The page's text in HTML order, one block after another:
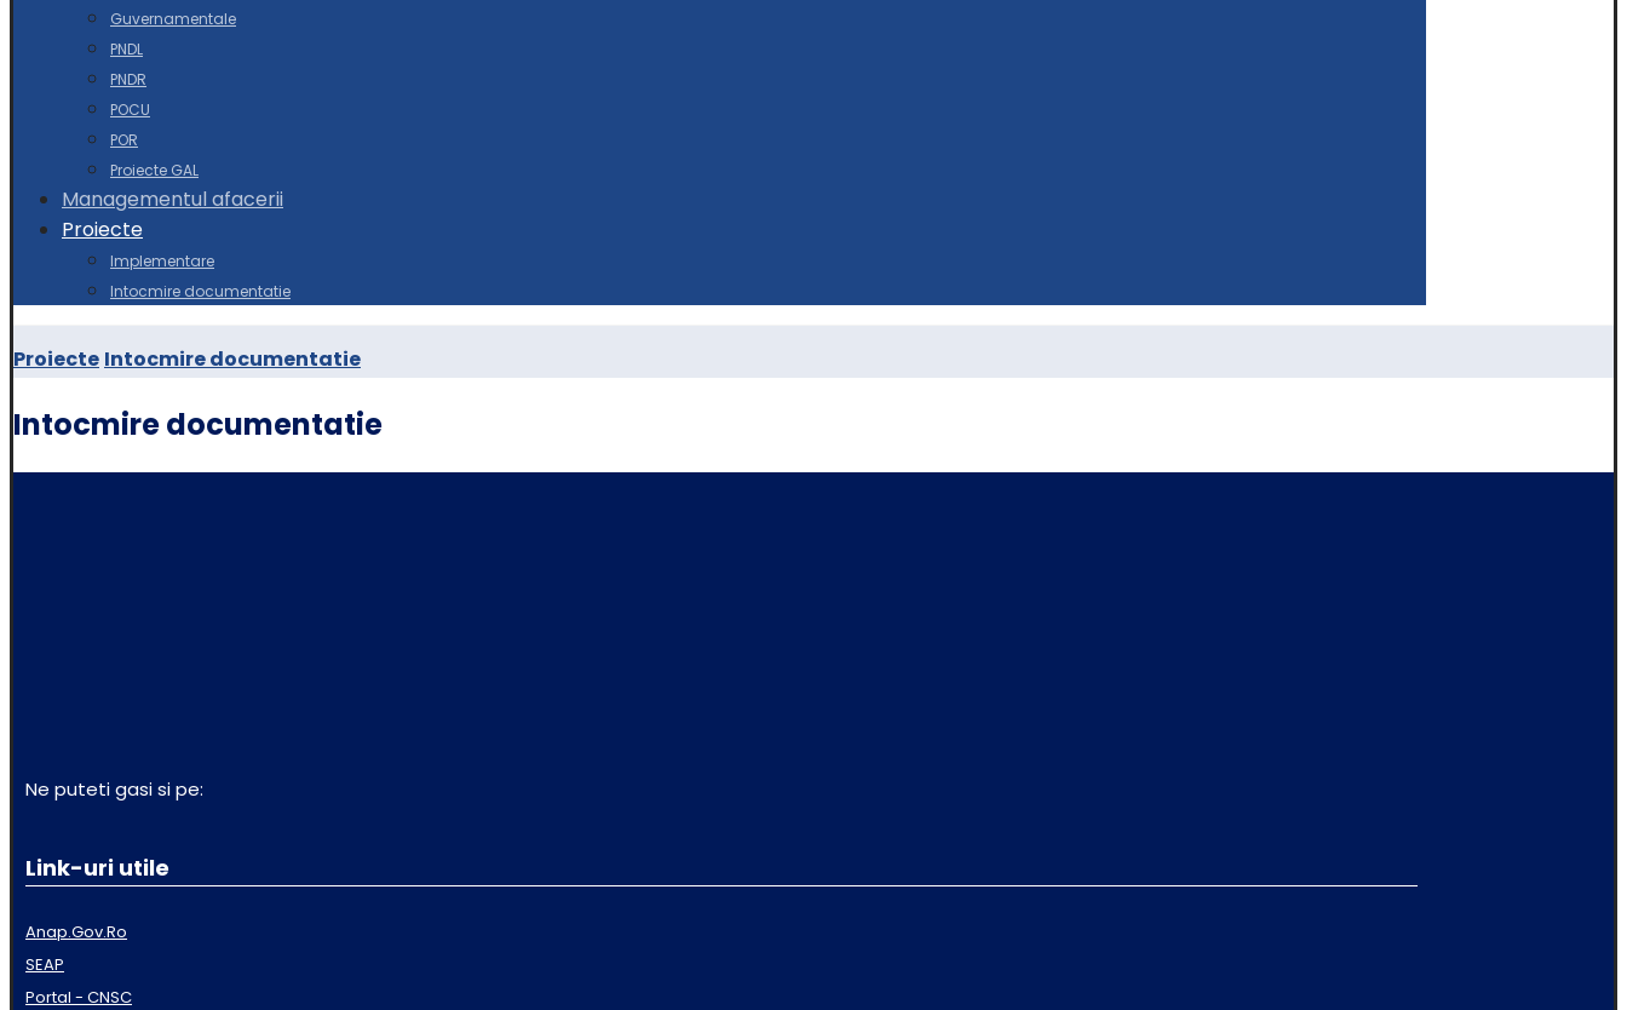
Guvernamentale
PNDL
PNDR
POCU
POR
Proiecte GAL
Managementul afacerii
Proiecte
Implementare
Intocmire documentatie
Proiecte Intocmire documentatie
Intocmire documentatie
Ne puteti gasi si pe:
Link-uri utile
Anap.Gov.Ro
SEAP
Portal - CNSC